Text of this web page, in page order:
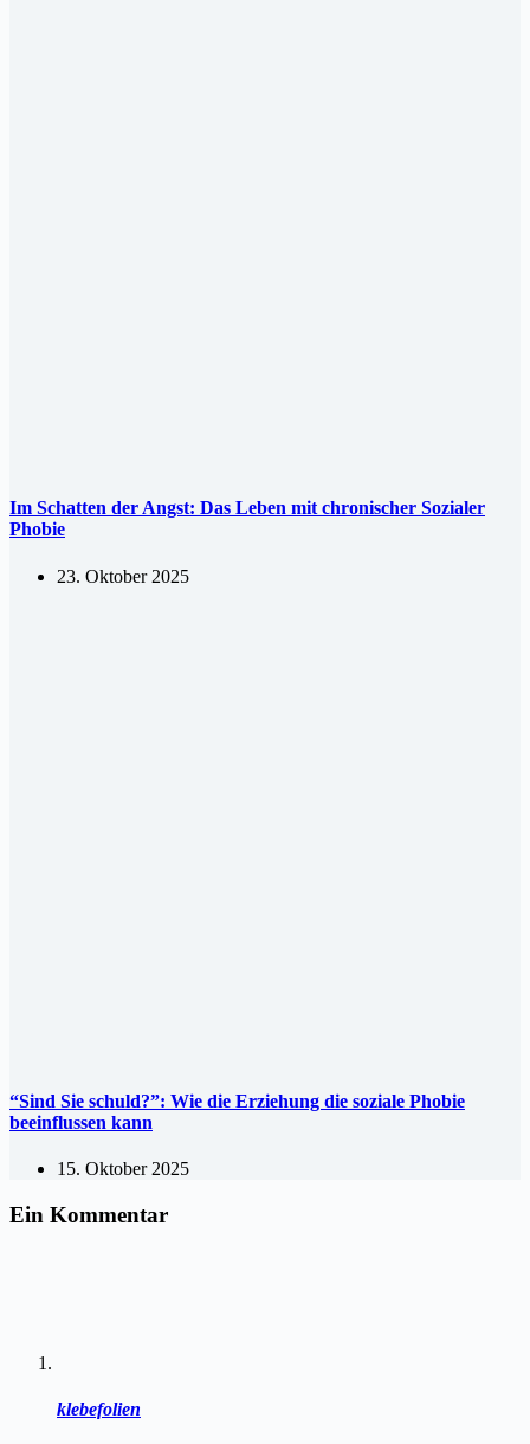
Im Schatten der Angst: Das Leben mit chronischer Sozialer
Phobie
23. Oktober 2025
“Sind Sie schuld?”: Wie die Erziehung die soziale Phobie
beeinflussen kann
15. Oktober 2025
Ein Kommentar
klebefolien